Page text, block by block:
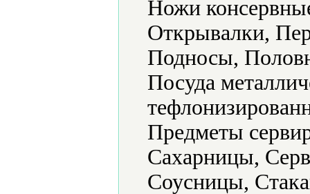
Ножи
Открывалки,
Подносы,
Посуда
Предметы
Сахарницы,
Соусницы,